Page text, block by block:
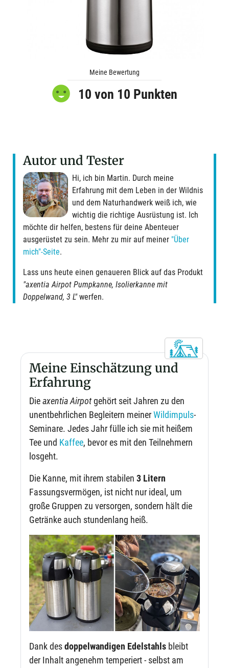
Meine Bewertung
10 von 10 Punkten
Autor und Tester
Hi, ich bin Martin. Durch meine
Erfahrung mit dem Leben in der Wildnis
und dem Naturhandwerk weiß ich, wie
wichtig die richtige Ausrüstung ist. Ich
möchte dir helfen, bestens für deine Abenteuer
ausgerüstet zu sein. Mehr zu mir auf meiner "Über
mich"-Seite.
Lass uns heute einen genaueren Blick auf das Produkt
"axentia Airpot Pumpkanne, Isolierkanne mit
Doppelwand, 3 L"werfen.
Meine Einschätzung und
Erfahrung
Dieaxentia Airpotgehört seit Jahren zu den
unentbehrlichen Begleitern meinerWildimpuls-
Seminare. Jedes Jahr fülle ich sie mit heißem
Tee und Kaffee, bevor es mit den Teilnehmern
losgeht.
Die Kanne, mit ihrem stabilen 3 Litern
Fassungsvermögen, ist nicht nur ideal, um
große Gruppen zu versorgen, sondern hält die
Getränke auch stundenlang heiß.
Dank desdoppelwandigen Edelstahls bleibt
der Inhalt angenehm temperiert - selbst am